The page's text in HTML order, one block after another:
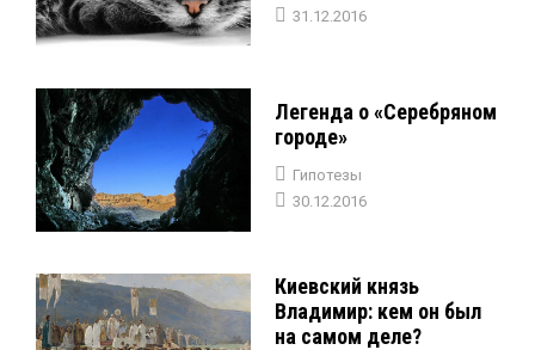
31.12.2016
Легенда о «Серебряном
городе»
Гипотезы
30.12.2016
Киевский князь
Владимир: кем он был
на самом деле?